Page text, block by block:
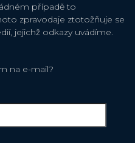
případě to
zpravodaje ztotožňuje se
jejichž odkazy uvádíme.
na e-mail?